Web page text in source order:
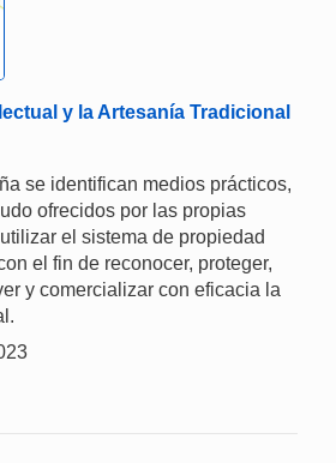
y la Artesanía Tradicional
se identifican medios prácticos,
ofrecidos por las propias
el sistema de propiedad
el fin de reconocer, proteger,
y comercializar con eficacia la